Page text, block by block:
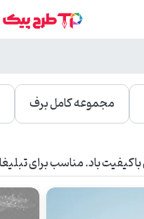
مجموعه کامل برف